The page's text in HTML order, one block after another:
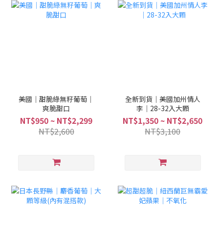
美國｜甜脆綠無籽葡萄｜
爽脆甜口
NT$950 ~ NT$2,299
NT$2,600
全新到貨｜美國加州情人
李｜28-32入大顆
NT$1,350 ~ NT$2,650
NT$3,100